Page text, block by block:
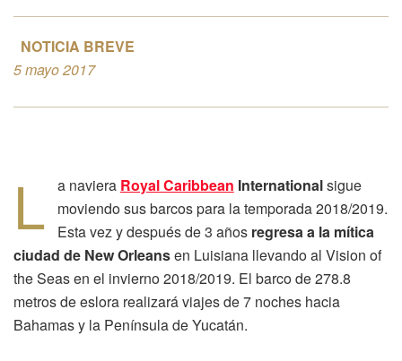
NOTICIA BREVE
5 mayo 2017
L a naviera Royal Caribbean Internationalsigue
moviendo sus barcos para la temporada 2018/2019.
Esta vez y después de 3 años regresa a la mítica
ciudad de New Orleansen Luisiana llevando al Vision of
the Seas en el invierno 2018/2019. El barco de 278.8
metros de eslora realizará viajes de 7 noches hacia
Bahamas y la Península de Yucatán.